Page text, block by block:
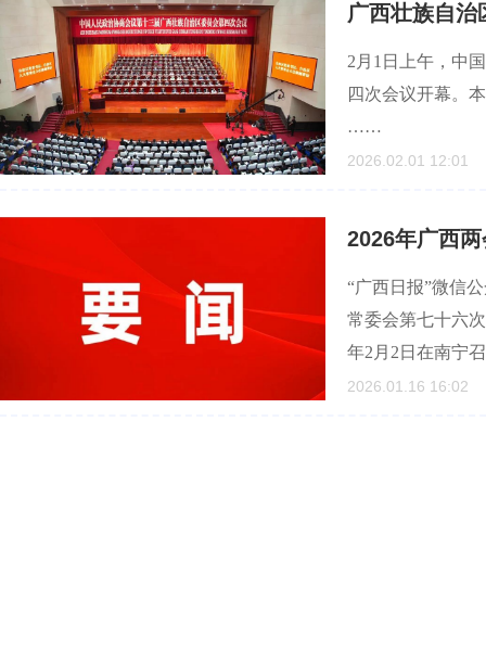
广西壮族自治
2月1日上午，中
四次会议开幕。
……
2026.02.01 12:01
2026年广西
“广西日报”微信
常委会第七十六
年2月2日在南宁
2026.01.16 16:02